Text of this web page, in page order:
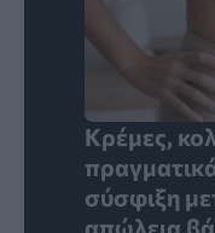
Κρέμες,
σύσφιξη
απώλεια